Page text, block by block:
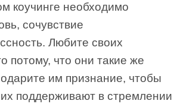
коучинге необходимо
сочувствие
Любите своих
потому, что они такие же
им признание, чтобы
поддерживают в стремлении